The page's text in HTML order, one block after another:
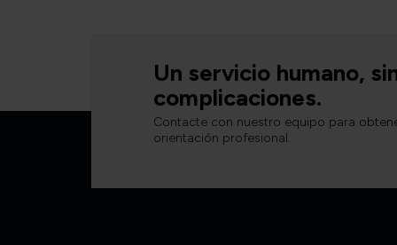
Un servicio humano,
complicaciones.
Contacte con nuestro equipo para
orientación profesional.